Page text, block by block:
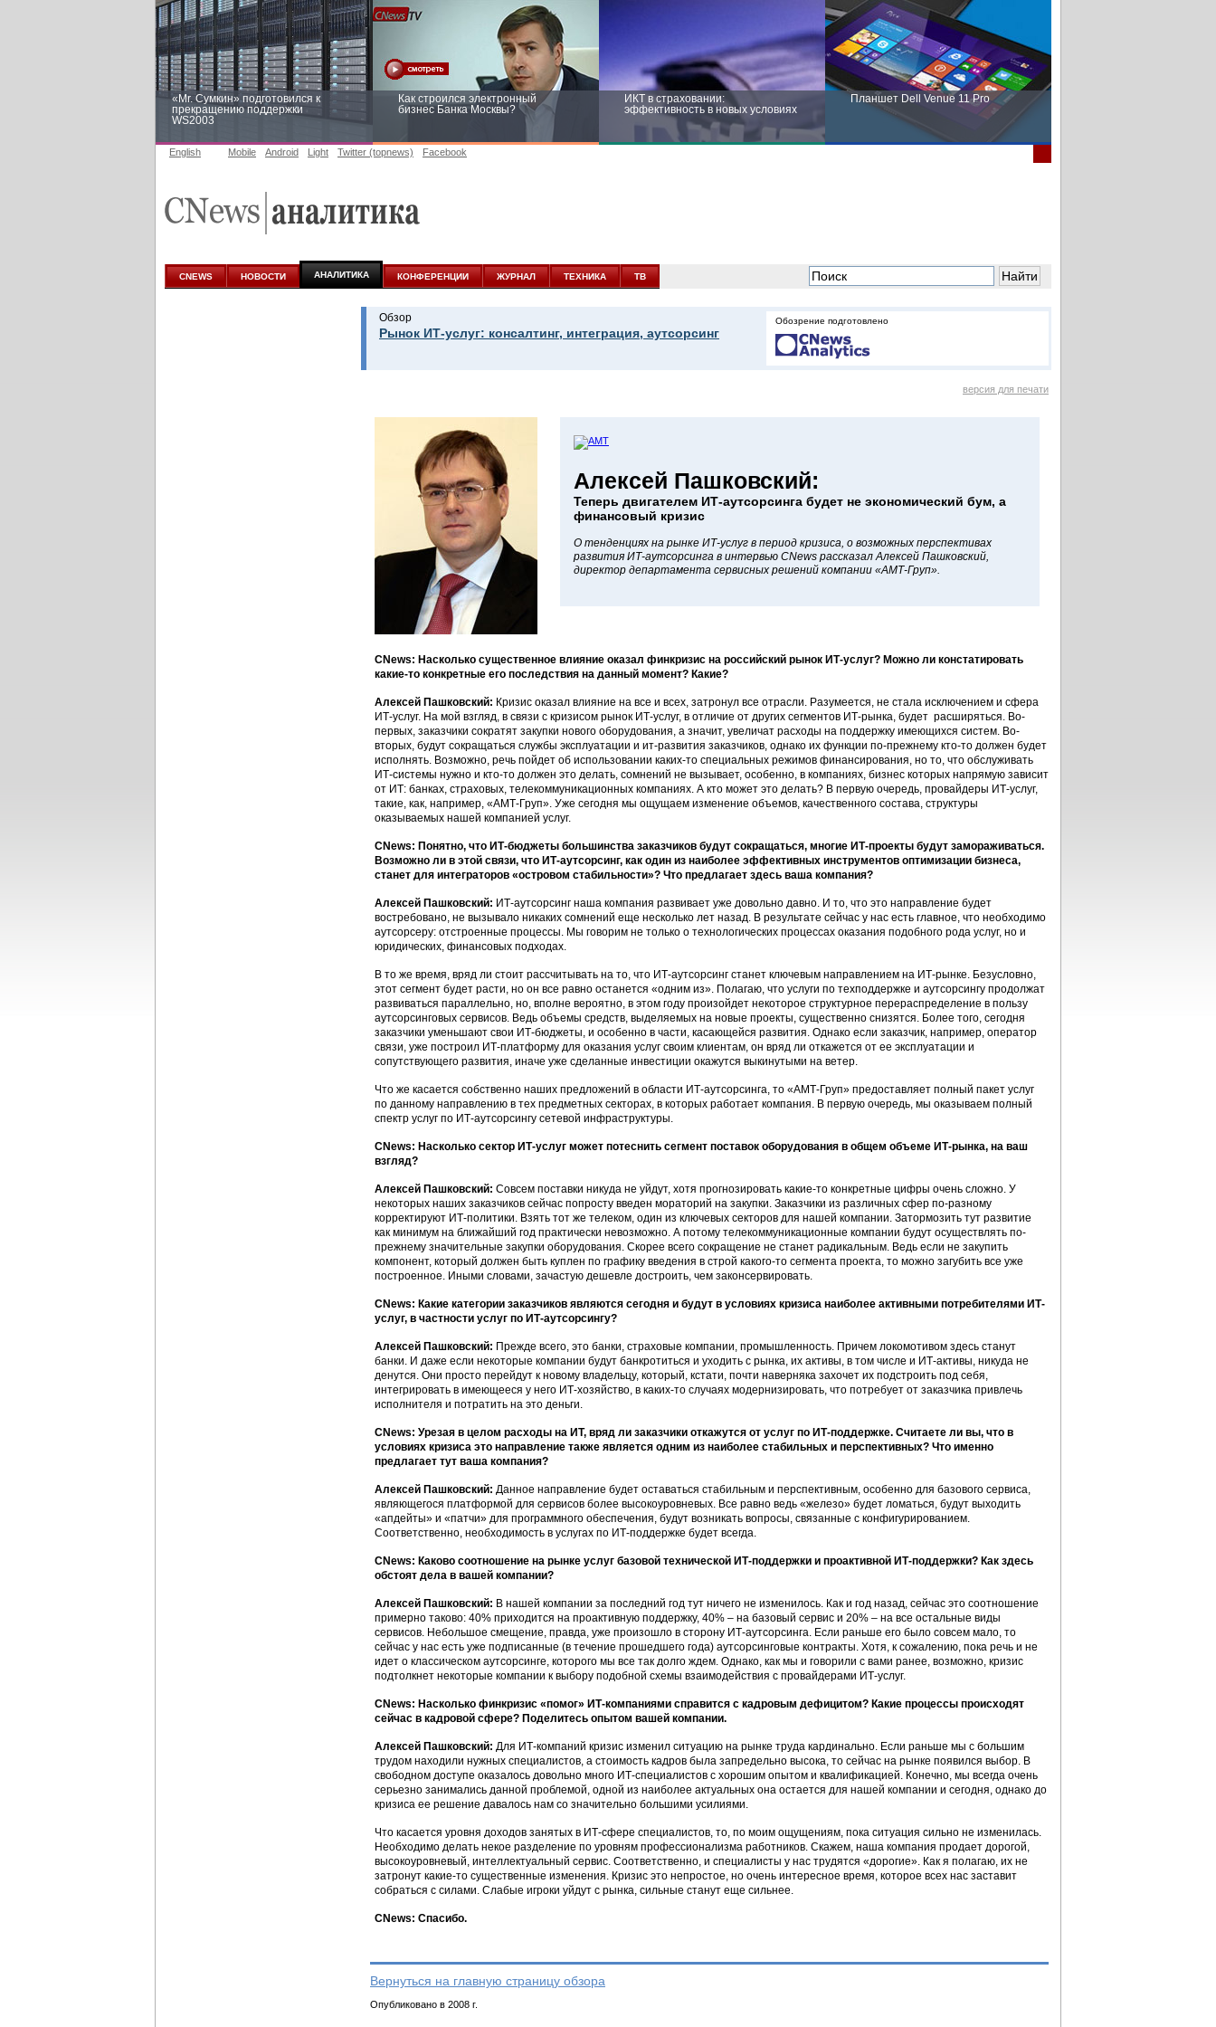
«Mr. Сумкин» подготовился к
прекращению поддержки
WS2003
Как строился электронный
бизнес Банка Москвы?
ИКТ в страховании:
эффективность в новых условиях
Планшет Dell Venue 11 Pro
аналитике
новых условиях
English Mobile Android Light Twitter (topnews) Facebook
CNEWS НОВОСТИ АНАЛИТИКА КОНФЕРЕНЦИИ ЖУРНАЛ ТЕХНИКА ТВ
Обзор
Рынок ИТ-услуг: консалтинг, интеграция, аутсорсинг
Обозрение подготовлено
версия для печати
Алексей Пашковский:
Теперь двигателем ИТ-аутсорсинга будет не экономический бум, а
финансовый кризис
О тенденциях на рынке ИТ-услуг в период кризиса, о возможных перспективах
развития ИТ-аутсорсинга в интервью CNews рассказал Алексей Пашковский,
директор департамента сервисных решений компании «АМТ-Груп».
CNews: Насколько существенное влияние оказал финкризис на российский рынок ИТ-услуг? Можно ли констатировать
какие-то конкретные его последствия на данный момент? Какие?
Алексей Пашковский: Кризис оказал влияние на все и всех, затронул все отрасли. Разумеется, не стала исключением и сфера
ИТ-услуг. На мой взгляд, в связи с кризисом рынок ИТ-услуг, в отличие от других сегментов ИТ-рынка, будет расширяться. Во-
первых, заказчики сократят закупки нового оборудования, а значит, увеличат расходы на поддержку имеющихся систем. Во-
вторых, будут сокращаться службы эксплуатации и ит-развития заказчиков, однако их функции по-прежнему кто-то должен будет
исполнять. Возможно, речь пойдет об использовании каких-то специальных режимов финансирования, но то, что обслуживать
ИТ-системы нужно и кто-то должен это делать, сомнений не вызывает, особенно, в компаниях, бизнес которых напрямую зависит
от ИТ: банках, страховых, телекоммуникационных компаниях. А кто может это делать? В первую очередь, провайдеры ИТ-услуг,
такие, как, например, «АМТ-Груп». Уже сегодня мы ощущаем изменение объемов, качественного состава, структуры
оказываемых нашей компанией услуг.
CNews: Понятно, что ИТ-бюджеты большинства заказчиков будут сокращаться, многие ИТ-проекты будут замораживаться.
Возможно ли в этой связи, что ИТ-аутсорсинг, как один из наиболее эффективных инструментов оптимизации бизнеса,
станет для интеграторов «островом стабильности»? Что предлагает здесь ваша компания?
Алексей Пашковский: ИТ-аутсорсинг наша компания развивает уже довольно давно. И то, что это направление будет
востребовано, не вызывало никаких сомнений еще несколько лет назад. В результате сейчас у нас есть главное, что необходимо
аутсорсеру: отстроенные процессы. Мы говорим не только о технологических процессах оказания подобного рода услуг, но и
юридических, финансовых подходах.
В то же время, вряд ли стоит рассчитывать на то, что ИТ-аутсорсинг станет ключевым направлением на ИТ-рынке. Безусловно,
этот сегмент будет расти, но он все равно останется «одним из». Полагаю, что услуги по техподдержке и аутсорсингу продолжат
развиваться параллельно, но, вполне вероятно, в этом году произойдет некоторое структурное перераспределение в пользу
аутсорсинговых сервисов. Ведь объемы средств, выделяемых на новые проекты, существенно снизятся. Более того, сегодня
заказчики уменьшают свои ИТ-бюджеты, и особенно в части, касающейся развития. Однако если заказчик, например, оператор
связи, уже построил ИТ-платформу для оказания услуг своим клиентам, он вряд ли откажется от ее эксплуатации и
сопутствующего развития, иначе уже сделанные инвестиции окажутся выкинутыми на ветер.
Что же касается собственно наших предложений в области ИТ-аутсорсинга, то «АМТ-Груп» предоставляет полный пакет услуг
по данному направлению в тех предметных секторах, в которых работает компания. В первую очередь, мы оказываем полный
спектр услуг по ИТ-аутсорсингу сетевой инфраструктуры.
CNews: Насколько сектор ИТ-услуг может потеснить сегмент поставок оборудования в общем объеме ИТ-рынка, на ваш
взгляд?
Алексей Пашковский: Совсем поставки никуда не уйдут, хотя прогнозировать какие-то конкретные цифры очень сложно. У
некоторых наших заказчиков сейчас попросту введен мораторий на закупки. Заказчики из различных сфер по-разному
корректируют ИТ-политики. Взять тот же телеком, один из ключевых секторов для нашей компании. Затормозить тут развитие
как минимум на ближайший год практически невозможно. А потому телекоммуникационные компании будут осуществлять по-
прежнему значительные закупки оборудования. Скорее всего сокращение не станет радикальным. Ведь если не закупить
компонент, который должен быть куплен по графику введения в строй какого-то сегмента проекта, то можно загубить все уже
построенное. Иными словами, зачастую дешевле достроить, чем законсервировать.
CNews: Какие категории заказчиков являются сегодня и будут в условиях кризиса наиболее активными потребителями ИТ-
услуг, в частности услуг по ИТ-аутсорсингу?
Алексей Пашковский: Прежде всего, это банки, страховые компании, промышленность. Причем локомотивом здесь станут
банки. И даже если некоторые компании будут банкротиться и уходить с рынка, их активы, в том числе и ИТ-активы, никуда не
денутся. Они просто перейдут к новому владельцу, который, кстати, почти наверняка захочет их подстроить под себя,
интегрировать в имеющееся у него ИТ-хозяйство, в каких-то случаях модернизировать, что потребует от заказчика привлечь
исполнителя и потратить на это деньги.
CNews: Урезая в целом расходы на ИТ, вряд ли заказчики откажутся от услуг по ИТ-поддержке. Считаете ли вы, что в
условиях кризиса это направление также является одним из наиболее стабильных и перспективных? Что именно
предлагает тут ваша компания?
Алексей Пашковский: Данное направление будет оставаться стабильным и перспективным, особенно для базового сервиса,
являющегося платформой для сервисов более высокоуровневых. Все равно ведь «железо» будет ломаться, будут выходить
«апдейты» и «патчи» для программного обеспечения, будут возникать вопросы, связанные с конфигурированием.
Соответственно, необходимость в услугах по ИТ-поддержке будет всегда.
CNews: Каково соотношение на рынке услуг базовой технической ИТ-поддержки и проактивной ИТ-поддержки? Как здесь
обстоят дела в вашей компании?
Алексей Пашковский: В нашей компании за последний год тут ничего не изменилось. Как и год назад, сейчас это соотношение
примерно таково: 40% приходится на проактивную поддержку, 40% – на базовый сервис и 20% – на все остальные виды
сервисов. Небольшое смещение, правда, уже произошло в сторону ИТ-аутсорсинга. Если раньше его было совсем мало, то
сейчас у нас есть уже подписанные (в течение прошедшего года) аутсорсинговые контракты. Хотя, к сожалению, пока речь и не
идет о классическом аутсорсинге, которого мы все так долго ждем. Однако, как мы и говорили с вами ранее, возможно, кризис
подтолкнет некоторые компании к выбору подобной схемы взаимодействия с провайдерами ИТ-услуг.
CNews: Насколько финкризис «помог» ИТ-компаниями справится с кадровым дефицитом? Какие процессы происходят
сейчас в кадровой сфере? Поделитесь опытом вашей компании.
Алексей Пашковский: Для ИТ-компаний кризис изменил ситуацию на рынке труда кардинально. Если раньше мы с большим
трудом находили нужных специалистов, а стоимость кадров была запредельно высока, то сейчас на рынке появился выбор. В
свободном доступе оказалось довольно много ИТ-специалистов с хорошим опытом и квалификацией. Конечно, мы всегда очень
серьезно занимались данной проблемой, одной из наиболее актуальных она остается для нашей компании и сегодня, однако до
кризиса ее решение давалось нам со значительно большими усилиями.
Что касается уровня доходов занятых в ИТ-сфере специалистов, то, по моим ощущениям, пока ситуация сильно не изменилась.
Необходимо делать некое разделение по уровням профессионализма работников. Скажем, наша компания продает дорогой,
высокоуровневый, интеллектуальный сервис. Соответственно, и специалисты у нас трудятся «дорогие». Как я полагаю, их не
затронут какие-то существенные изменения. Кризис это непростое, но очень интересное время, которое всех нас заставит
собраться с силами. Слабые игроки уйдут с рынка, сильные станут еще сильнее.
CNews: Спасибо.
Вернуться на главную страницу обзора
Опубликовано в 2008 г.